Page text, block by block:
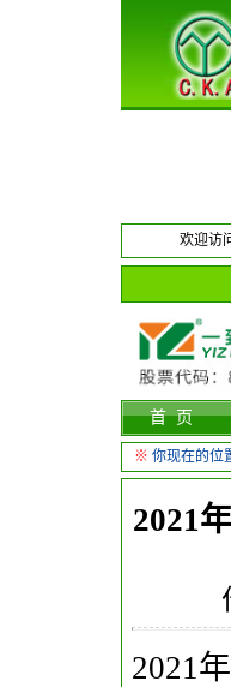
欢迎访
首 页
※ 你现在的位
2021
2021